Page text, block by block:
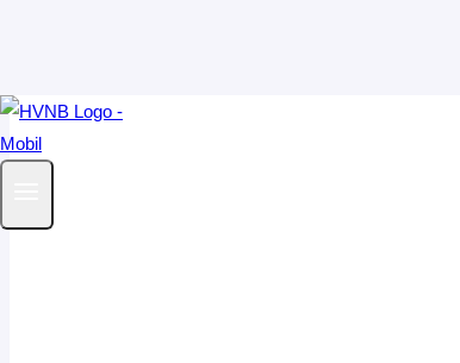
Zum
Inhalt